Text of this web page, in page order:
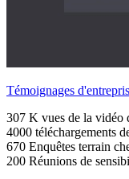
Témoignages
307 K vues de la vidéo
4000 téléchargements
670 Enquêtes terrain
200 Réunions de